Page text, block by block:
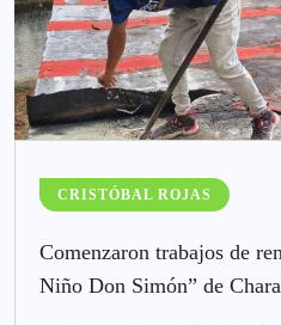
CRISTÓBAL ROJAS
Comenzaron trabajos de
Niño Don Simón” de